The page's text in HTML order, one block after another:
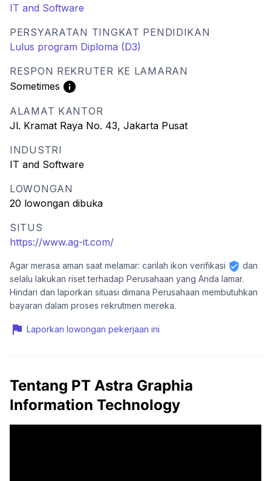
IT and Software
PERSYARATAN TINGKAT PENDIDIKAN
Lulus program Diploma (D3)
RESPON REKRUTER KE LAMARAN
Sometimes
ALAMAT KANTOR
Jl. Kramat Raya No. 43, Jakarta Pusat
INDUSTRI
IT and Software
LOWONGAN
20 lowongan dibuka
SITUS
https://www.ag-it.com/
Agar merasa aman saat melamar: carilah ikon verifikasi
dan
selalu lakukan riset terhadap Perusahaan yang Anda lamar.
Hindari dan laporkan situasi dimana Perusahaan membutuhkan
bayaran dalam proses rekrutmen mereka.
Laporkan lowongan pekerjaan ini
Tentang PT Astra Graphia
Information Technology